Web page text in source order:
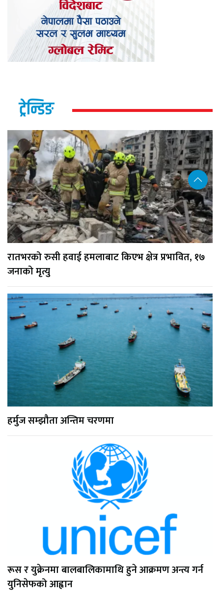
ट्रेन्डिङ
रातभरको रुसी हवाई हमलाबाट किएभ क्षेत्र प्रभावित, १७
जनाको मृत्यु
हर्मुज सम्झौता अन्तिम चरणमा
रूस र युक्रेनमा बालबालिकामाथि हुने आक्रमण अन्त्य गर्न
युनिसेफको आह्वान